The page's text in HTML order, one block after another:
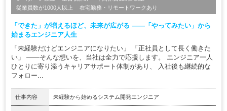
従業員数が1000人以上
在宅勤務・リモートワークあり
「できた」が増えるほど、未来が広がる ――「やってみたい」から
始まるエンジニア人生
「未経験だけどエンジニアになりたい」 「正社員として長く働きた
い」 ――そんな想いを、当社は全力で応援します。 エンジニア一人
ひとりに寄り添うキャリアサポート体制があり、 入社後も継続的な
フォロー...
仕事内容 未経験から始めるシステム開発エンジニア